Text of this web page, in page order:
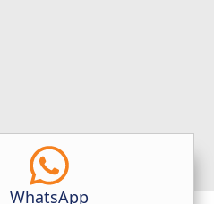
WhatsApp